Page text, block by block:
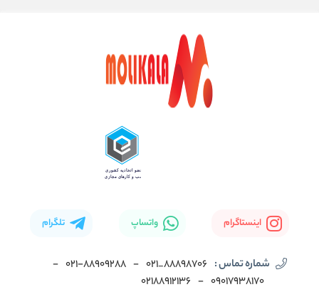
اینستاگرام واتساپ تلگرام
شماره تماس : 88898706_021
- ۰۲۱-۸۸۹۰۹۲۸۸ -
۰۹۰۱۷۹۳۸۱۷۰ -
02188912136